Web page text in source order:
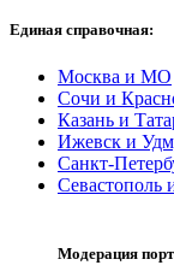
Единая справочная:
Москва и МО
Сочи и
Казань и
Ижевск и
Санкт-
Севастополь
Модерация